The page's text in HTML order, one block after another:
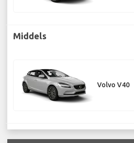
Middels
Volvo V40